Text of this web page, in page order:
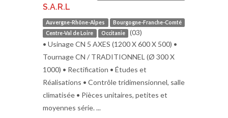
S.A.R.L
Auvergne-Rhône-Alpes
Bourgogne-Franche-Comté
Centre-Val de Loire
Occitanie
(03)
• Usinage CN 5 AXES (1200 X 600 X 500) •
Tournage CN / TRADITIONNEL (Ø 300 X
1000) • Rectification • Études et
Réalisations • Contrôle tridimensionnel, salle
climatisée • Pièces unitaires, petites et
moyennes série. ...